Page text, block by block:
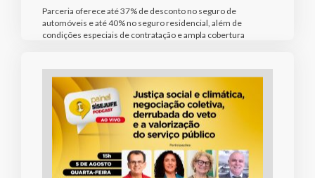
Parceria oferece até 37% de desconto no seguro de
automóveis e até 40% no seguro residencial, além de
condições especiais de contratação e ampla cobertura